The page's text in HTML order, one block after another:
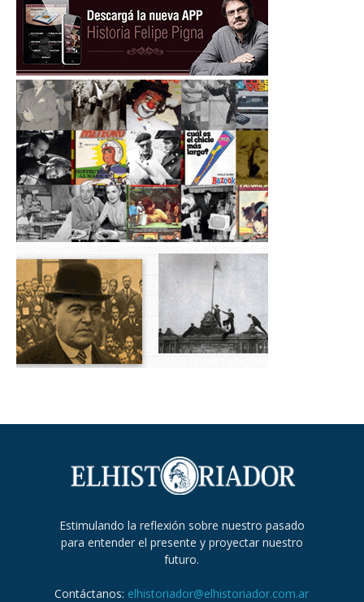
Estimulando la reflexión sobre nuestro pasado
para entender el presente y proyectar nuestro
futuro.
Contáctanos: elhistoriador@elhistoriador.com.ar